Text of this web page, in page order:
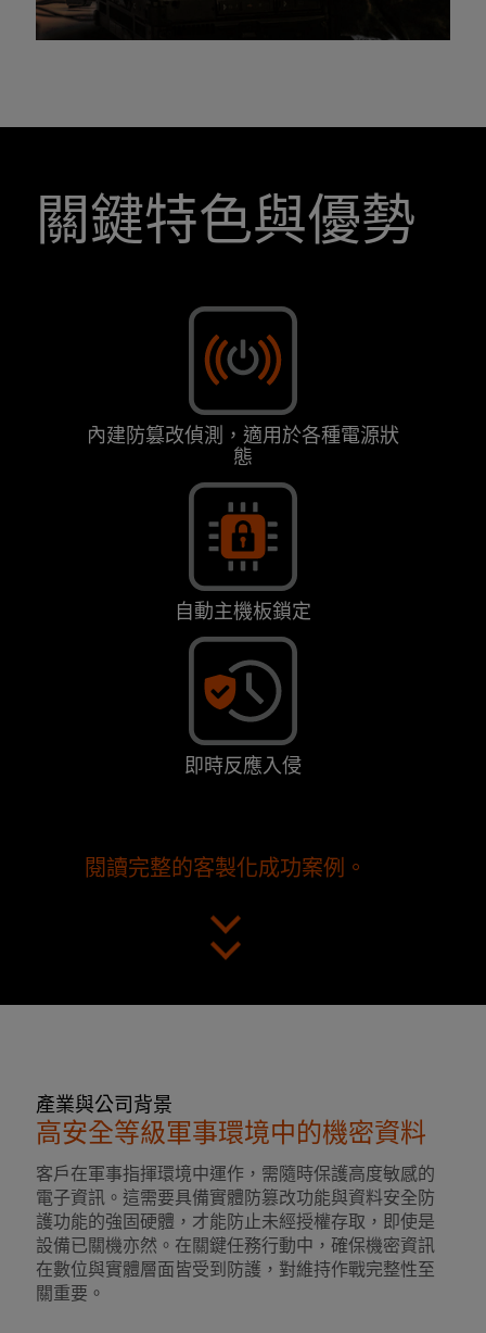
關鍵特色與優勢
內建防篡改偵測，適用於各種電源狀
態
自動主機板鎖定
即時反應入侵
閱讀完整的客製化成功案例。
產業與公司背景
高安全等級軍事環境中的機密資料
客戶在軍事指揮環境中運作，需隨時保護高度敏感的
電子資訊。這需要具備實體防篡改功能與資料安全防
護功能的強固硬體，才能防止未經授權存取，即使是
設備已關機亦然。在關鍵任務行動中，確保機密資訊
在數位與實體層面皆受到防護，對維持作戰完整性至
關重要。